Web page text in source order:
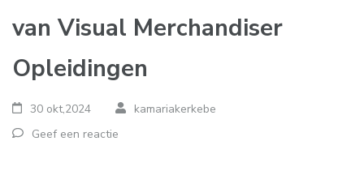
van Visual Merchandiser
Opleidingen
30 okt,2024
kamariakerkebe
Geef een reactie